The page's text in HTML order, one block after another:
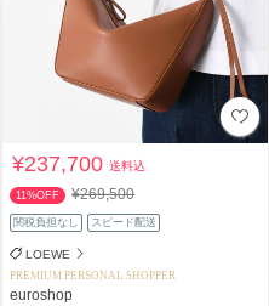
¥237,700送料込
11%OFF ¥269,500
関税負担なし スピード配送
LOEWE
PREMIUM PERSONAL SHOPPER
euroshop